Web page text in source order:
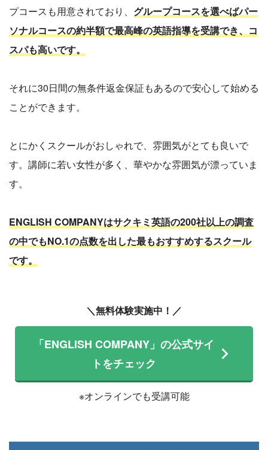
プコースも用意されており、 グループコースを選べばパー
ソナルコースの約半額で最高峰の英語指導を受講でき、コ
スパも高いです。
それに30日間の無条件返金保証もあるので安心して始める
ことができます。
とにかくスクールがおしゃれで、雰囲気がとても良いで
す。講師に若い女性が多く、華やかな雰囲気が漂っていま
す。
ENGLISH COMPANYはサクキミ英語の200社以上の調査
の中でもNO.1の点数を出した最もおすすめするスクール
です。
＼無料体験実施中！／
「ENGLISH COMPANY」の公式サイ
トをチェック
※オンラインでも受講可能